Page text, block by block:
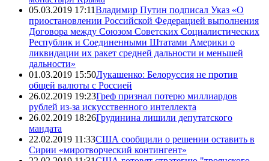
05.03.2019 17:11Владимир Путин подписал Указ «О
приостановлении Российской Федерацией выполнения
Договора между Союзом Советских Социалистических
Республик и Соединенными Штатами Америки о
ликвидации их ракет средней дальности и меньшей
дальности»
01.03.2019 15:50Лукашенко: Белоруссия не против
общей валюты с Россией
26.02.2019 19:23Греф признал потерю миллиардов
рублей из-за искусственного интеллекта
26.02.2019 18:26Грудинина лишили депутатского
мандата
22.02.2019 11:33США сообщили о решении оставить в
Сирии «миротворческий контингент»